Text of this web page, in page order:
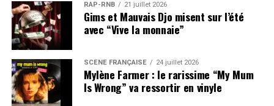
RAP-RNB 21 juillet 2026
Gims et Mauvais Djo misent sur l’été
avec “Vive la monnaie”
SCÈNE FRANÇAISE 24 juillet 2026
Mylène Farmer : le rarissime “My Mum
Is Wrong” va ressortir en vinyle